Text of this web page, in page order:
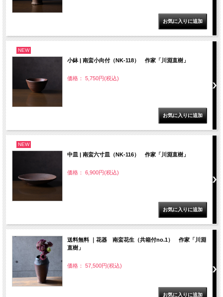
NEW
小鉢 | 南蛮小向付（NK-118） 作家「川淵直樹」
価格： 5,750円(税込)
NEW
中皿 | 南蛮六寸皿（NK-116） 作家「川淵直樹」
価格： 6,900円(税込)
送料無料 ｜花器 南蛮花生（共箱付no.1） 作家「川淵
直樹」
価格： 57,500円(税込)